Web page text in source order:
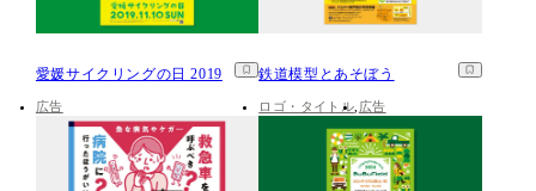
愛媛サイクリングの日 2019
広告
鉄道模型とあそぼう
ロゴ・タイトル 広告